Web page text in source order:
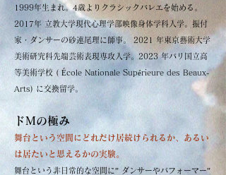
1999年生まれ。4歳よりクラシックバレエを始める。
2017年 立教大学現代心理学部映像身体学科入学。振付
家・ダンサーの砂連尾理に師事。 2021 年東京藝術大学
美術研究科先端芸術表現専攻入学。2023 年パリ国立高
等美術学校 ( École Nationale Supérieure des Beaux-
Arts) に交換留学。
ドMの極み
舞台という空間にどれだけ居続けられるか、あるい
は居たいと思えるかの実験。
舞台という非日常的な空間に” ダンサーやパフォーマー”